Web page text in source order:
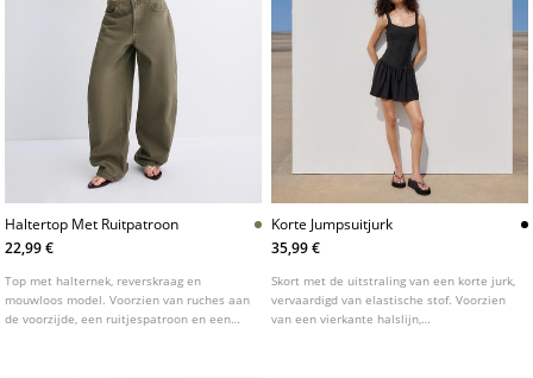
Haltertop Met Ruitpatroon
22,99 €
Top met halternek, reverskraag en
mouwloos model. Voorzien van ruches aan
de voorzijde, een ruitjespatroon en een
Korte Jumpsuitjurk
35,99 €
Skort met de uitstraling van een korte jurk,
vervaardigd van elastische stof. Voorzien
van een vierkante halslijn,